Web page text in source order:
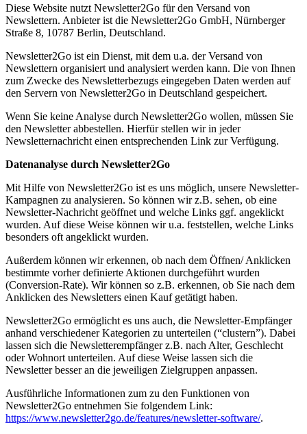
Diese Website nutzt Newsletter2Go für den Versand von
Newslettern. Anbieter ist die Newsletter2Go GmbH, Nürnberger
Straße 8, 10787 Berlin, Deutschland.
Newsletter2Go ist ein Dienst, mit dem u.a. der Versand von
Newslettern organisiert und analysiert werden kann. Die von Ihnen
zum Zwecke des Newsletterbezugs eingegeben Daten werden auf
den Servern von Newsletter2Go in Deutschland gespeichert.
Wenn Sie keine Analyse durch Newsletter2Go wollen, müssen Sie
den Newsletter abbestellen. Hierfür stellen wir in jeder
Newsletternachricht einen entsprechenden Link zur Verfügung.
Datenanalyse durch Newsletter2Go
Mit Hilfe von Newsletter2Go ist es uns möglich, unsere Newsletter-
Kampagnen zu analysieren. So können wir z.B. sehen, ob eine
Newsletter-Nachricht geöffnet und welche Links ggf. angeklickt
wurden. Auf diese Weise können wir u.a. feststellen, welche Links
besonders oft angeklickt wurden.
Außerdem können wir erkennen, ob nach dem Öffnen/ Anklicken
bestimmte vorher definierte Aktionen durchgeführt wurden
(Conversion-Rate). Wir können so z.B. erkennen, ob Sie nach dem
Anklicken des Newsletters einen Kauf getätigt haben.
Newsletter2Go ermöglicht es uns auch, die Newsletter-Empfänger
anhand verschiedener Kategorien zu unterteilen (“clustern”). Dabei
lassen sich die Newsletterempfänger z.B. nach Alter, Geschlecht
oder Wohnort unterteilen. Auf diese Weise lassen sich die
Newsletter besser an die jeweiligen Zielgruppen anpassen.
Ausführliche Informationen zum zu den Funktionen von
Newsletter2Go entnehmen Sie folgendem Link:
https://www.newsletter2go.de/features/newsletter-software/.